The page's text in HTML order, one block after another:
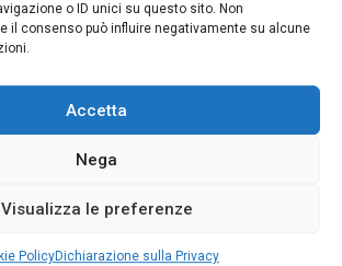
o ID unici su questo sito. Non
il consenso può influire negativamente su alcune
Accetta
Nega
Visualizza le preferenze
PolicyDichiarazione sulla Privacy